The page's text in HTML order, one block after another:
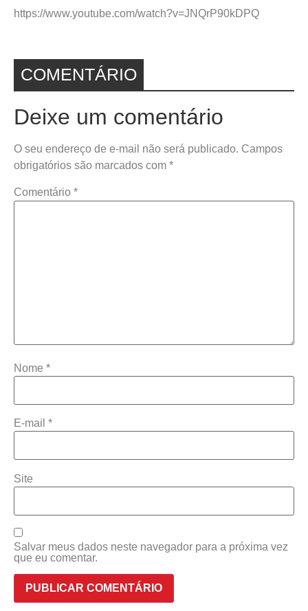
https://www.youtube.com/watch?v=JNQrP90kDPQ
COMENTÁRIO
Deixe um comentário
O seu endereço de e-mail não será publicado. Campos
obrigatórios são marcados com *
Comentário *
Nome *
E-mail *
Site
Salvar meus dados neste navegador para a próxima vez
que eu comentar.